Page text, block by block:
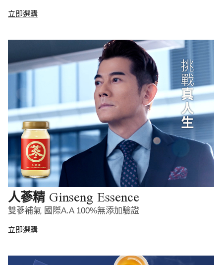
立即選購
人蔘精 Ginseng Essence
雙蔘補氣 國際A.A 100%無添加驗證
立即選購